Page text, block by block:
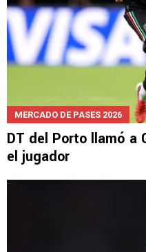
MERCADO DE PASES 2026
DT del Porto llamó a
el jugador